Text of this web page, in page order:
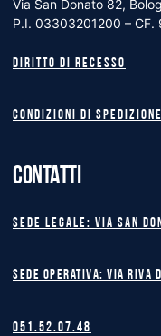
Via San Donato 82,
P.I. 03303201200 –
Diritto di recesso
Condizioni di spedizione
CONTATTI
Sede legale: Via San
Sede operativa: Via Riva
051.52.07.48